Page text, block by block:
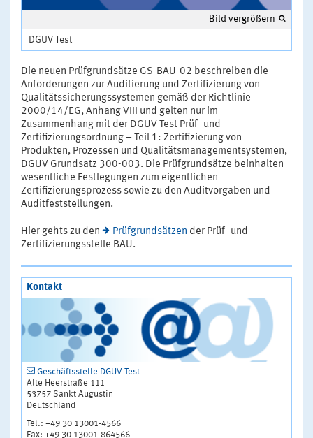
Bild vergrößern
DGUV Test
Die neuen Prüfgrundsätze GS-BAU-02 beschreiben die
Anforderungen zur Auditierung und Zertifizierung von
Qualitätssicherungssystemen gemäß der Richtlinie
2000/14/EG, Anhang VIII und gelten nur im
Zusammenhang mit der DGUV Test Prüf- und
Zertifizierungsordnung – Teil 1: Zertifizierung von
Produkten, Prozessen und Qualitätsmanagementsystemen,
DGUV Grundsatz 300-003. Die Prüfgrundsätze beinhalten
wesentliche Festlegungen zum eigentlichen
Zertifizierungsprozess sowie zu den Auditvorgaben und
Auditfeststellungen.
Hier gehts zu den Prüfgrundsätzen der Prüf- und
Zertifizierungsstelle BAU.
Kontakt
Geschäftsstelle DGUV Test
Alte Heerstraße 111
53757 Sankt Augustin
Deutschland
Tel.: +49 30 13001-4566
Fax: +49 30 13001-864566